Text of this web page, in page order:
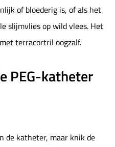
of bloederig is, of als het
slijmvlies op wild vlees. Het
terracortril oogzalf.
PEG-katheter
de katheter, maar knik de